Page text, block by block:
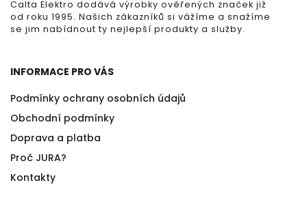
Calta Elektro dodává výrobky ověřených značek již
od roku 1995. Našich zákazníků si vážíme a snažíme
se jim nabídnout ty nejlepší produkty a služby.
INFORMACE PRO VÁS
Podmínky ochrany osobních údajů
Obchodní podmínky
Doprava a platba
Proč JURA?
Kontakty